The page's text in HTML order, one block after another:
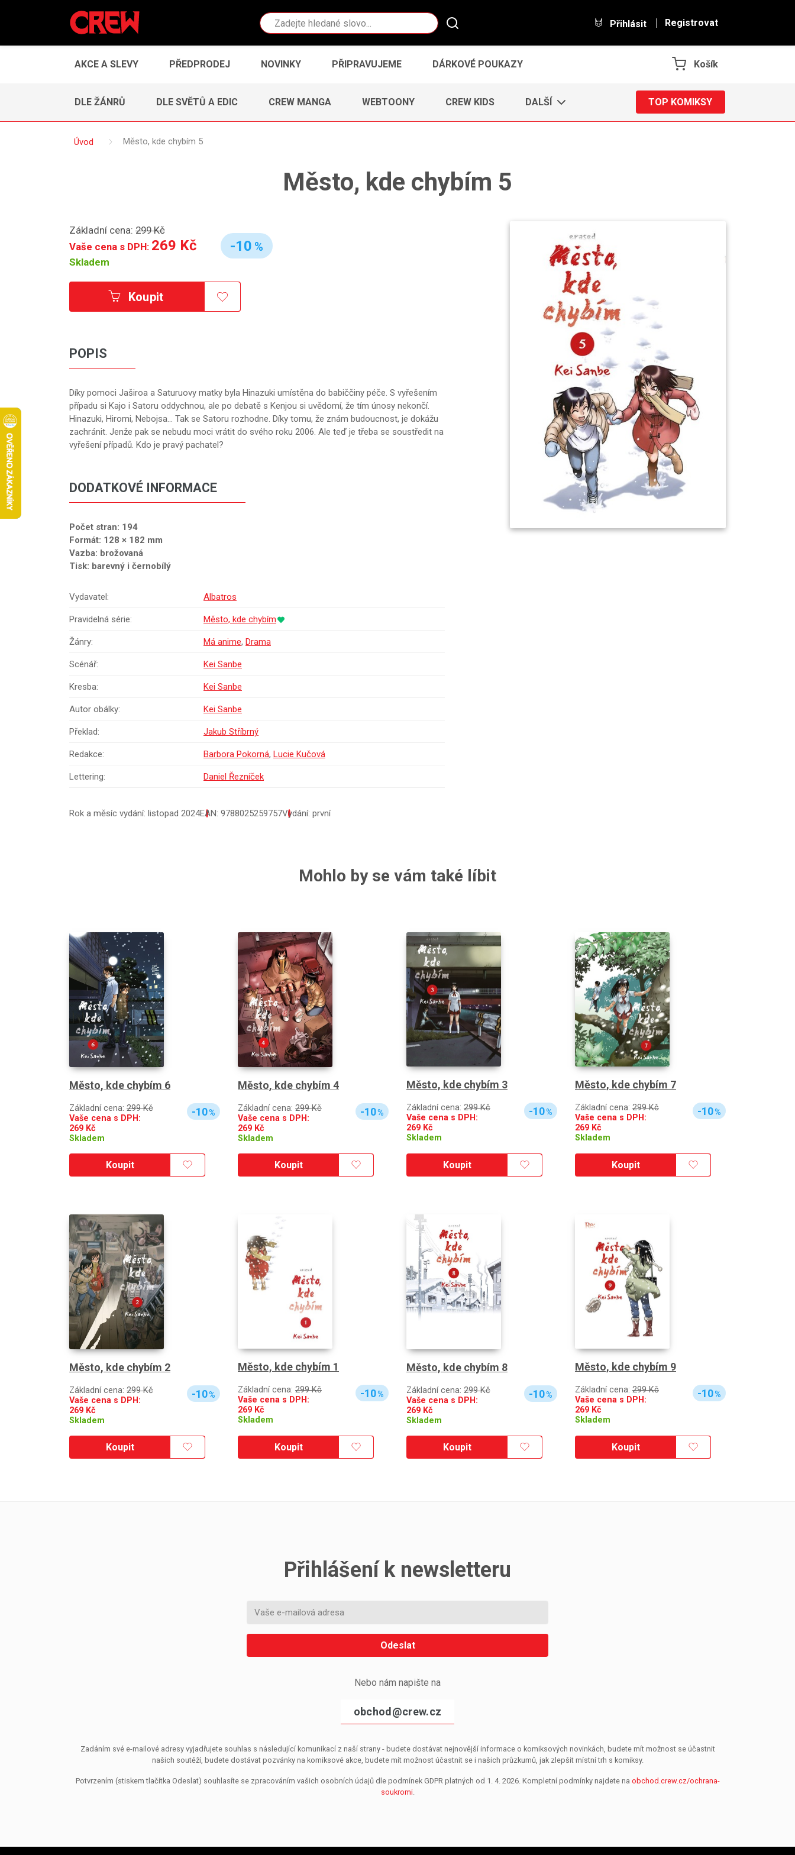
Vyhledávání Přihlásit Registrovat
AKCE A SLEVY PŘEDPRODEJ NOVINKY PŘIPRAVUJEME DÁRKOVÉ POUKAZY Košík
DLE ŽÁNRŮ DLE SVĚTŮ A EDIC CREW MANGA WEBTOONY CREW KIDS DALŠÍ TOP KOMIKSY
Úvod Město, kde chybím 5
Město, kde chybím 5
Základní cena: 299 Kč
Vaše cena s DPH: 269 Kč
Skladem
-10 %
Koupit
POPIS
Díky pomoci Jaširoa a Saturuovy matky byla Hinazuki umístěna do babiččiny péče. S vyřešením
případu si Kajo i Satoru oddychnou, ale po debatě s Kenjou si uvědomí, že tím únosy nekončí.
Hinazuki, Hiromi, Nebojsa... Tak se Satoru rozhodne. Díky tomu, že znám budoucnost, je dokážu
zachránit. Jenže pak se nebudu moci vrátit do svého roku 2006. Ale teď je třeba se soustředit na
vyřešení případů. Kdo je pravý pachatel?
DODATKOVÉ INFORMACE
Počet stran: 194
Formát: 128 × 182 mm
Vazba: brožovaná
Tisk: barevný i černobílý
Vydavatel: Albatros
Pravidelná série: Město, kde chybím
Žánry: Má anime, Drama
Scénář: Kei Sanbe
Kresba: Kei Sanbe
Autor obálky: Kei Sanbe
Překlad: Jakub Stříbrný
Redakce: Barbora Pokorná, Lucie Kučová
Lettering: Daniel Řezníček
Rok a měsíc vydání: listopad 2024EAN: 9788025259757Vydání: první
Mohlo by se vám také líbit
Město, kde chybím 6
Základní cena: 299 Kč
Vaše cena s DPH:
269 Kč
Skladem
-10%
Koupit
Město, kde chybím 4
Základní cena: 299 Kč
Vaše cena s DPH:
269 Kč
Skladem
-10%
Koupit
Město, kde chybím 3
Základní cena: 299 Kč
Vaše cena s DPH:
269 Kč
Skladem
-10%
Koupit
Město, kde chybím 7
Základní cena: 299 Kč
Vaše cena s DPH:
269 Kč
Skladem
-10%
Koupit
Město, kde chybím 2
Základní cena: 299 Kč
Vaše cena s DPH:
269 Kč
Skladem
-10%
Koupit
Město, kde chybím 1
Základní cena: 299 Kč
Vaše cena s DPH:
269 Kč
Skladem
-10%
Koupit
Město, kde chybím 8
Základní cena: 299 Kč
Vaše cena s DPH:
269 Kč
Skladem
-10%
Koupit
Město, kde chybím 9
Základní cena: 299 Kč
Vaše cena s DPH:
269 Kč
Skladem
-10%
Koupit
Přihlášení k newsletteru
Odeslat
Nebo nám napište na
obchod@crew.cz
Zadáním své e-mailové adresy vyjadřujete souhlas s následující komunikací z naší strany - budete dostávat nejnovější informace o komiksových novinkách, budete mít možnost se účastnit
našich soutěží, budete dostávat pozvánky na komiksové akce, budete mít možnost účastnit se i našich průzkumů, jak zlepšit místní trh s komiksy.
Potvrzením (stiskem tlačítka Odeslat) souhlasíte se zpracováním vašich osobních údajů dle podmínek GDPR platných od 1. 4. 2026. Kompletní podmínky najdete na obchod.crew.cz/ochrana-
soukromi.